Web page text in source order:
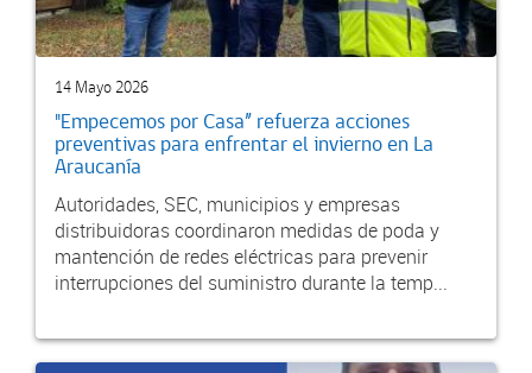
14 Mayo 2026
"Empecemos por Casa” refuerza acciones
preventivas para enfrentar el invierno en La
Araucanía
Autoridades, SEC, municipios y empresas
distribuidoras coordinaron medidas de poda y
mantención de redes eléctricas para prevenir
interrupciones del suministro durante la temp...